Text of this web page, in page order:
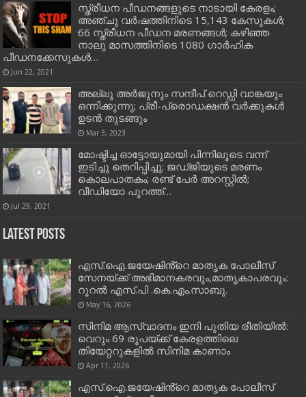
സ്ത്രീധന പീഡനങ്ങളുടെ നാടായി കേരളം;
അഞ്ചു വര്‍ഷത്തിനിടെ 15,143 കേസുകൾ;
66 സ്ത്രീധന പീഡന മരണങ്ങള്‍; കഴിഞ്ഞ
നാലു മാസത്തിനിടെ 1080 ഗാര്‍ഹിക
പീഡനക്കേസുകള്‍…
Jun 22, 2021
അല്ലു അര്‍ജുനും സന്ദീപ് റെഡ്ഡി വാങ്കയും
ഒന്നിക്കുന്നു; പ്രീ-പ്രൊഡക്ഷൻ വർക്കുകൾ
ഉടൻ തുടങ്ങും
Mar 3, 2023
മോഷ്ടിച്ച ഓട്ടോയുമായി പിന്നിലൂടെ വന്ന്
ഇടിച്ചു തെറിപ്പിച്ചു; ജഡ്ജിയുടെ മരണം
കൊലപാതകം; രണ്ട് പേര്‍ അറസ്റ്റില്‍;
വീഡിയോ പുറത്ത്…
Jul 29, 2021
Latest Posts
എസ്.ഐ.ജയേഷിൻ്റെ മാതൃക പോലീസ്
സേനയ്ക്ക് അഭിമാനകരവും,മാതൃകാപരവും:
റൂറൽ എസ്.പി .കെ.എം.സാബു.
May 16, 2026
സിനിമ ആസ്വാദനം ഇനി പുതിയ രീതിയിൽ:
വെറും 69 രൂപയ്ക്ക് കേരളത്തിലെ
തിയേറ്ററുകളിൽ സിനിമ കാണാം
Apr 11, 2026
എസ്.ഐ.ജയേഷിൻ്റെ മാതൃക പോലീസ്